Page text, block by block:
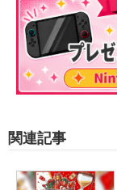
関連記事